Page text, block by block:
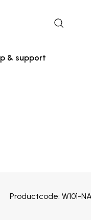
& support
Productcode W101-